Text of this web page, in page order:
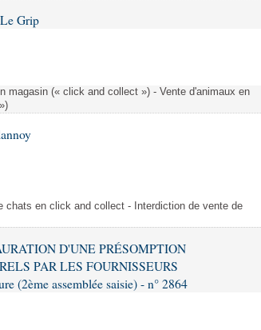
Grip
magasin (« click and collect ») - Vente d'animaux en
chats en click and collect - Interdiction de vente de
D'UNE PRÉSOMPTION
PAR LES FOURNISSEURS
assemblée saisie) - n° 2864